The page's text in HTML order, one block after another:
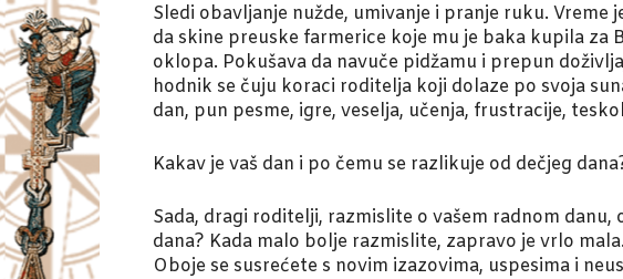
Sledi obavljanje nužde, umivanje i pranje ruku. Vreme
da skine preuske farmerice koje mu je baka kupila za
oklopa. Pokušava da navuče pidžamu i prepun
hodnik se čuju koraci roditelja koji dolaze po svoja
dan, pun pesme, igre, veselja, učenja, frustracije,
Kakav je vaš dan i po čemu se razlikuje od dečjeg
Sada, dragi roditelji, razmislite o vašem radnom
dana? Kada malo bolje razmislite, zapravo je vrlo
Oboje se susrećete s novim izazovima, uspesima i